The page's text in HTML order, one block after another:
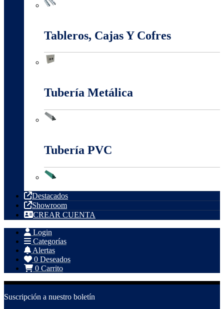
Tableros, Cajas Y Cofres
Tubería Metálica
Tubería PVC
Destacados
Showroom
CREAR CUENTA
Login
Categorías
Alertas
0 Deseados
0 Carrito
Suscripción a nuestro boletín